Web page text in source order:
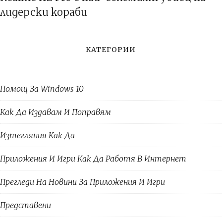
лидерски кораби
КАТЕГОРИИ
Помощ За Windows 10
Как Да Издавам И Поправям
Изтегляния Как Да
Приложения И Игри Как Да Работя В Интернет
Прегледи На Новини За Приложения И Игри
Представени